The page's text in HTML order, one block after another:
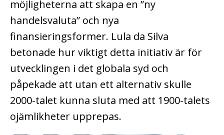
möjligheterna att skapa en ”ny
handelsvaluta” och nya
finansieringsformer. Lula da Silva
betonade hur viktigt detta initiativ är för
utvecklingen i det globala syd och
påpekade att utan ett alternativ skulle
2000-talet kunna sluta med att 1900-talets
ojämlikheter upprepas.